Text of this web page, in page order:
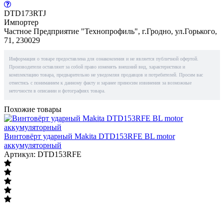
DTD173RTJ
Импортер
Частное Предприятие "Технопрофиль", г.Гродно, ул.Горького,
71, 230029
Информация о товаре предоставлена для ознакомления и не является публичной офертой.
Производители оставляют за собой право изменять внешний вид, характеристики и
комплектацию товара, предварительно не уведомляя продавцов и потребителей. Просим вас
отнестись с пониманием к данному факту и заранее приносим извинения за возможные
неточности в описании и фотографиях товара.
Похожие товары
Винтовёрт ударный Makita DTD153RFE BL motor
аккумуляторный
Артикул: DTD153RFE